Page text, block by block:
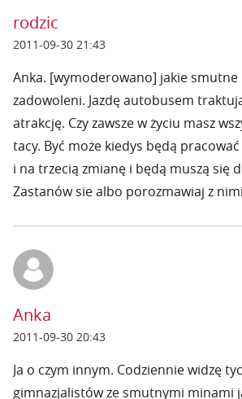
rodzic
2011-09-30 21:43
Anka. [wymoderowano] jakie smutne
zadowoleni. Jazdę autobusem
atrakcję. Czy zawsze w życiu masz
tacy. Być może kiedys będą
i na trzecią zmianę i będą muszą się
Zastanów sie albo porozmawiaj z
Anka
2011-09-30 20:43
Ja o czym innym. Codziennie widzę
gimnazjalistów ze smutnymi minami